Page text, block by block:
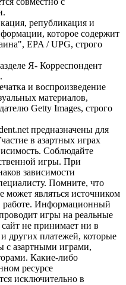
републикация и
которое содержит
EPA / UPG, строго
Я- Корреспондент
и воспроизведение
материалов,
Getty Images, строго
предназначены для
в азартных играх
Соблюдайте
игры. При
зависимости
Помните, что
может являться источником
работе. Информационный
игры на реальные
не принимает ни в
других платежей, которые
с азартными играми,
Какие-либо
ресурсе
исключительно в